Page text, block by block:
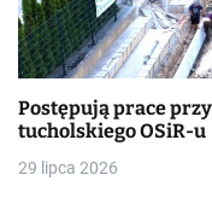
Postępują prace
tucholskiego OSiR-u
29 lipca 2026